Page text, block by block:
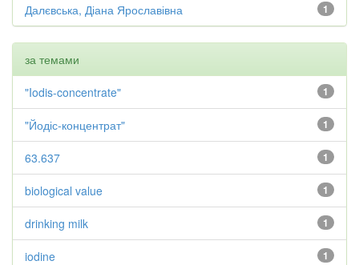
1
Далєвська, Діана Ярославівна
за темами
1
"Iodis-concentrate"
1
"Йодіс-концентрат"
1
63.637
1
biological value
1
drinking milk
1
iodine